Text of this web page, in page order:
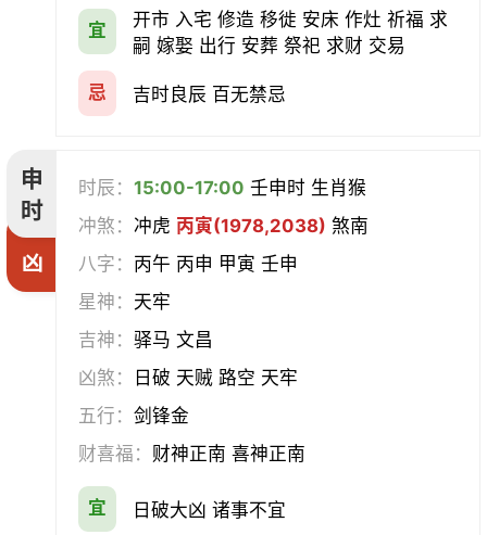
宜
开市 入宅 修造 移徙 安床 作灶 祈福 求
嗣 嫁娶 出行 安葬 祭祀 求财 交易
忌 吉时良辰 百无禁忌
申
时
凶
时辰：15:00-17:00 壬申时 生肖猴
冲煞：冲虎 丙寅(1978,2038) 煞南
八字： 丙午 丙申 甲寅 壬申
星神： 天牢
吉神：驿马 文昌
凶煞：
日破 天贼 路空 天牢
五行：剑锋金
财喜福： 财神正南 喜神正南
宜 日破大凶 诸事不宜